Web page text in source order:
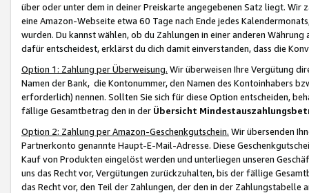
über oder unter dem in deiner Preiskarte angegebenen Satz liegt.
eine Amazon-Webseite etwa 60 Tage nach Ende jedes
wurden. Du kannst wählen, ob du Zahlungen in einer anderen
dafür entscheidest, erklärst du dich damit einverstanden, dass die
Option 1: Zahlung per Überweisung. Wir überweisen Ihre Vergütung
Namen der Bank, die Kontonummer, den Namen des Kontoinhabers
erforderlich) nennen. Sollten Sie sich für diese Option entscheiden,
fällige Gesamtbetrag den in der Übersicht
Option 2: Zahlung per Amazon-Geschenkgutschein. Wir übersenden
Partnerkonto genannte Haupt-E-Mail-Adresse. Diese
Kauf von Produkten eingelöst werden und unterliegen unseren
uns das Recht vor, Vergütungen zurückzuhalten, bis der fällige
das Recht vor, den Teil der Zahlungen, der den in der